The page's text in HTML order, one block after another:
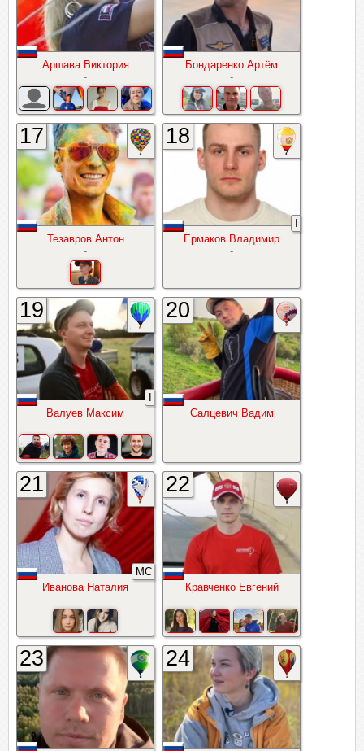
Аршава Виктория
-
Бондаренко Артём
-
Тезавров Антон
-
17
Ермаков Владимир
-
18
Валуев Максим
-
19
Салцевич Вадим
-
20
Иванова Наталия
-
МС
21
Кравченко Евгений
-
22
23 24